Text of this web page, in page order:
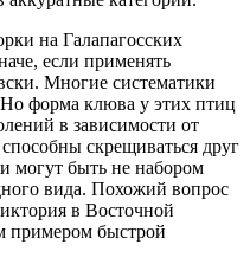
на Галапагосских
если применять
Многие систематики
форма клюва у этих птиц
в зависимости от
скрещиваться друг
могут быть не набором
вида. Похожий вопрос
в Восточной
примером быстрой